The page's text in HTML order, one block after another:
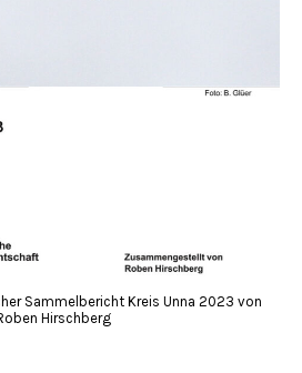
Sammelbericht Kreis Unna 2023 von
Hirschberg